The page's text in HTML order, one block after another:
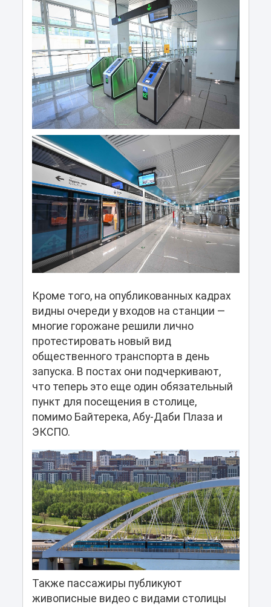
Кроме того, на опубликованных кадрах
видны очереди у входов на станции —
многие горожане решили лично
протестировать новый вид
общественного транспорта в день
запуска. В постах они подчеркивают,
что теперь это еще один обязательный
пункт для посещения в столице,
помимо Байтерека, Абу-Даби Плаза и
ЭКСПО.
Также пассажиры публикуют
живописные видео с видами столицы